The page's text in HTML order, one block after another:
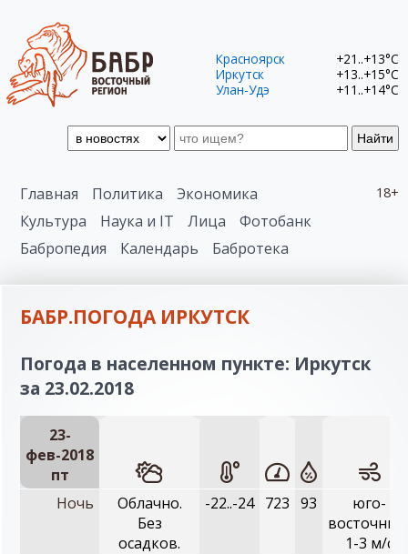
Найти
Красноярск
+21..+13°C
Иркутск
+13..+15°C
Улан-Удэ
+11..+14°C
18+
Главная Политика
Экономика
Культура
Наука и IT Лица
Фотобанк
Бабропедия
Календарь Бабротека
БАБР.ПОГОДА ИРКУТСК
Погода в населенном пункте: Иркутск
за 23.02.2018
23-
фев-2018
пт
Ночь
Облачно.
Без
осадков.
-22..-24 723 93
юго-
1-3 м/с